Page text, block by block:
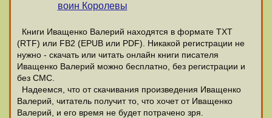
воин Королевы
Книги Иващенко Валерий находятся в формате ТХТ
(RTF) или FB2 (EPUB или PDF). Никакой регистрации не
нужно - скачать или читать онлайн книги писателя
Иващенко Валерий можно бесплатно, без регистрации и
без СМС.
Надеемся, что от скачивания произведения Иващенко
Валерий, читатель получит то, что хочет от Иващенко
Валерий, и его время не будет потрачено зря.